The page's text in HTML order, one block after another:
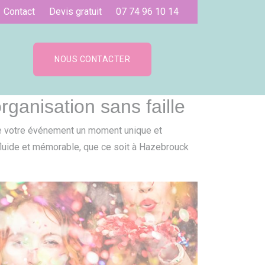
Contact Devis gratuit 07 74 96 10 14
NOUS CONTACTER
sans faille
événement un moment unique et
et mémorable, que ce soit à Hazebrouck